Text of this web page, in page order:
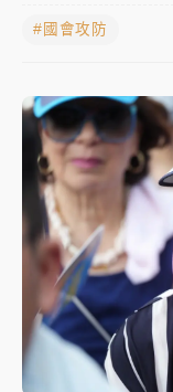
有片｜
白海豚
連根拔起
中颱白海豚風雨
響最劇烈
白海豚逼近！北
4800＋拖吊費
#國會攻防